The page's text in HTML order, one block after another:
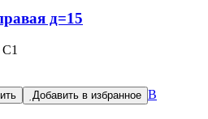
д=15
Добавить в избранное В